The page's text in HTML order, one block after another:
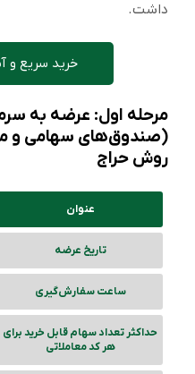
داشت.
خرید سریع و
مرحله اول: عرضه به
(صندوق‌های سهامی و
روش حراج
عنوان
تاریخ عرضه
ساعت سفارش‌گیری
حداکثر تعداد سهام قابل خرید برای
هر کد معاملاتی